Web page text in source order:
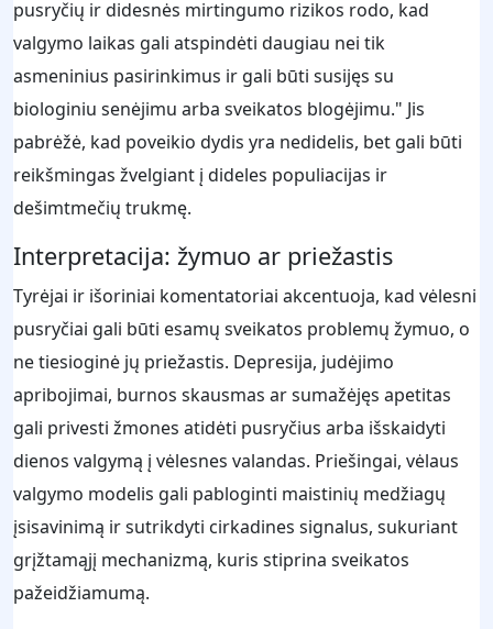
pusryčių ir didesnės mirtingumo rizikos rodo, kad
valgymo laikas gali atspindėti daugiau nei tik
asmeninius pasirinkimus ir gali būti susijęs su
biologiniu senėjimu arba sveikatos blogėjimu." Jis
pabrėžė, kad poveikio dydis yra nedidelis, bet gali būti
reikšmingas žvelgiant į dideles populiacijas ir
dešimtmečių trukmę.
Interpretacija: žymuo ar priežastis
Tyrėjai ir išoriniai komentatoriai akcentuoja, kad vėlesni
pusryčiai gali būti esamų sveikatos problemų žymuo, o
ne tiesioginė jų priežastis. Depresija, judėjimo
apribojimai, burnos skausmas ar sumažėjęs apetitas
gali privesti žmones atidėti pusryčius arba išskaidyti
dienos valgymą į vėlesnes valandas. Priešingai, vėlaus
valgymo modelis gali pabloginti maistinių medžiagų
įsisavinimą ir sutrikdyti cirkadines signalus, sukuriant
grįžtamąjį mechanizmą, kuris stiprina sveikatos
pažeidžiamumą.